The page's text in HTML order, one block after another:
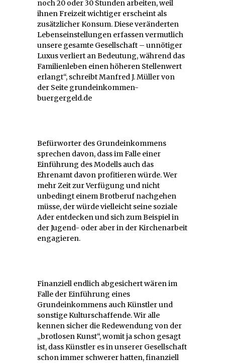
noch 20 oder 30 Stunden arbeiten, weil
ihnen Freizeit wichtiger erscheint als
zusätzlicher Konsum. Diese veränderten
Lebenseinstellungen erfassen vermutlich
unsere gesamte Gesellschaft – unnötiger
Luxus verliert an Bedeutung, während das
Familienleben einen höheren Stellenwert
erlangt“, schreibt Manfred J. Müller von
der Seite grundeinkommen-
buergergeld.de
Befürworter des Grundeinkommens
sprechen davon, dass im Falle einer
Einführung des Modells auch das
Ehrenamt davon profitieren würde. Wer
mehr Zeit zur Verfügung und nicht
unbedingt einem Brotberuf nachgehen
müsse, der würde vielleicht seine soziale
Ader entdecken und sich zum Beispiel in
der Jugend- oder aber in der Kirchenarbeit
engagieren.
Finanziell endlich abgesichert wären im
Falle der Einführung eines
Grundeinkommens auch Künstler und
sonstige Kulturschaffende. Wir alle
kennen sicher die Redewendung von der
„brotlosen Kunst“, womit ja schon gesagt
ist, dass Künstler es in unserer Gesellschaft
schon immer schwerer hatten, finanziell